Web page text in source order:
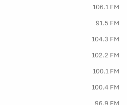
106.1 FM
91.5 FM
104.3 FM
102.2 FM
100.1 FM
100.4 FM
96.9 FM